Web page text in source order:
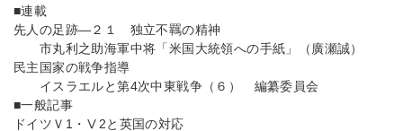
■連載
先人の足跡―２１ 独立不羈の精神
市丸利之助海軍中将「米国大統領への手紙」（廣瀬誠）
民主国家の戦争指導
イスラエルと第4次中東戦争（６） 編纂委員会
■一般記事
ドイツＶ1・Ⅴ2と英国の対応